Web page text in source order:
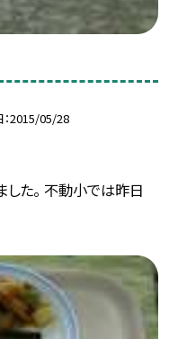
2015/05/28
した。 不動小では昨日